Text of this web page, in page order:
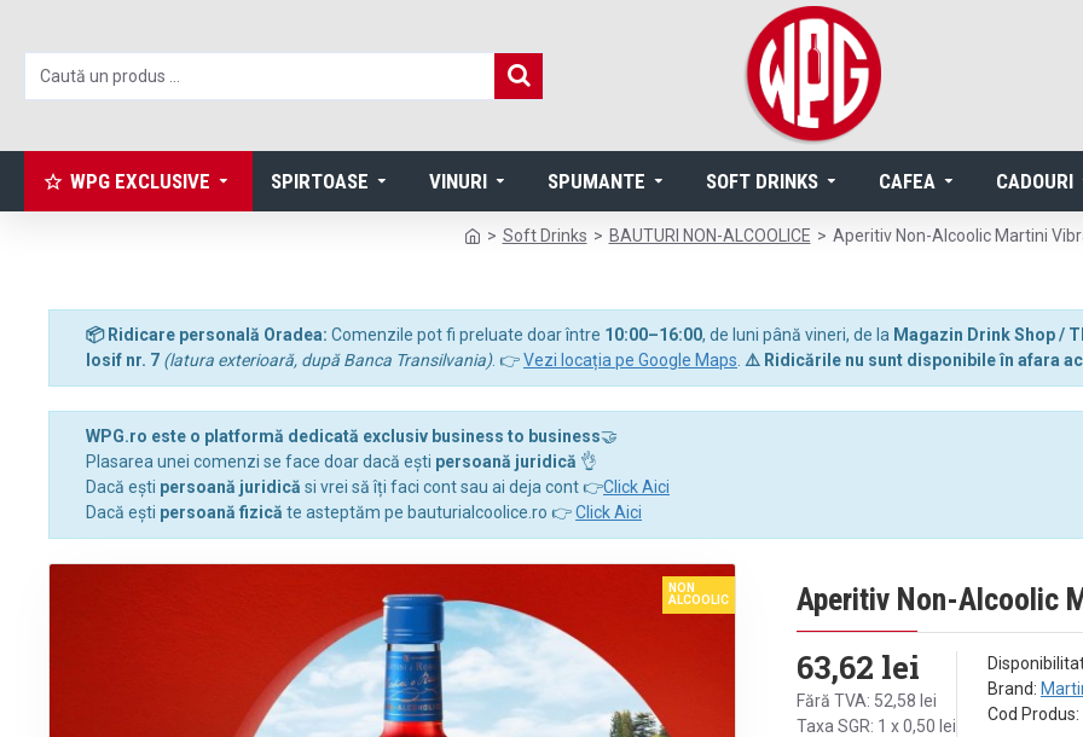
WPG EXCLUSIVE SPIRTOASE VINURI SPUMANTE SOFT DRINKS CAFEA CADOURI
Soft Drinks BAUTURI NON-ALCOOLICE Aperitiv Non-Alcoolic Martini
📦 Ridicare personală Oradea: Comenzile pot fi preluate doar între 10:00–16:00, de luni până vineri, de la Magazin Drink Shop /
Iosif nr. 7 (latura exterioară, după Banca Transilvania). 👉Vezi locația pe Google Maps ⚠️ Ridicările nu sunt disponibile în afara
WPG.ro este o platformă dedicată exclusiv business to business🤝
Plasarea unei comenzi se face doar dacă ești persoană juridică 👌
Dacă ești persoană juridică si vrei să îți faci cont sau ai deja cont 👉Click Aici
Dacă ești persoană fizică te asteptăm pe bauturialcoolice.ro 👉Click Aici
NON
ALCOOLIC
Aperitiv Non-Alcoolic
63,62 lei
Fără TVA: 52,58 lei
Taxa SGR: 1 x 0,50 lei
Brand:
Cod Produs: